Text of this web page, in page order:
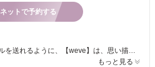
ネットで予約する
お客様が笑顔でライフスタイルを送れるように、【weve】は、思い描いたヘアスタイルを実現するために、誠心誠意アドバイスさせていただきます！カラーのメニューも豊富なので、髪が傷みやすい等のご相談もお気軽にどうぞ♪
もっと見る